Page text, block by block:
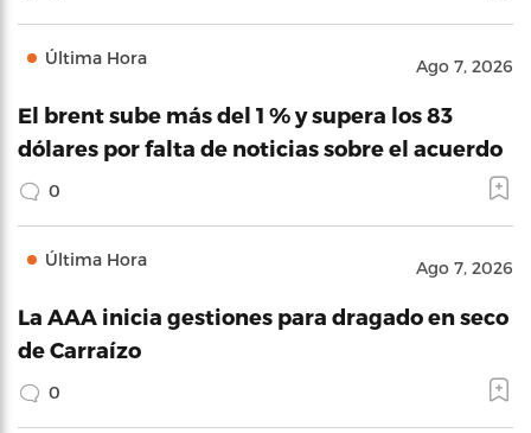
Última Hora Ago 7, 2026
El brent sube más del 1 % y supera los 83
dólares por falta de noticias sobre el acuerdo
0
Última Hora Ago 7, 2026
La AAA inicia gestiones para dragado en seco
de Carraízo
0